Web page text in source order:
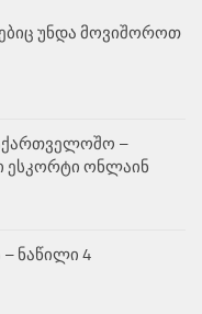
უნდა მოვიშოროთ
–
ესკორტი ონლაინ
– ნაწილი 4